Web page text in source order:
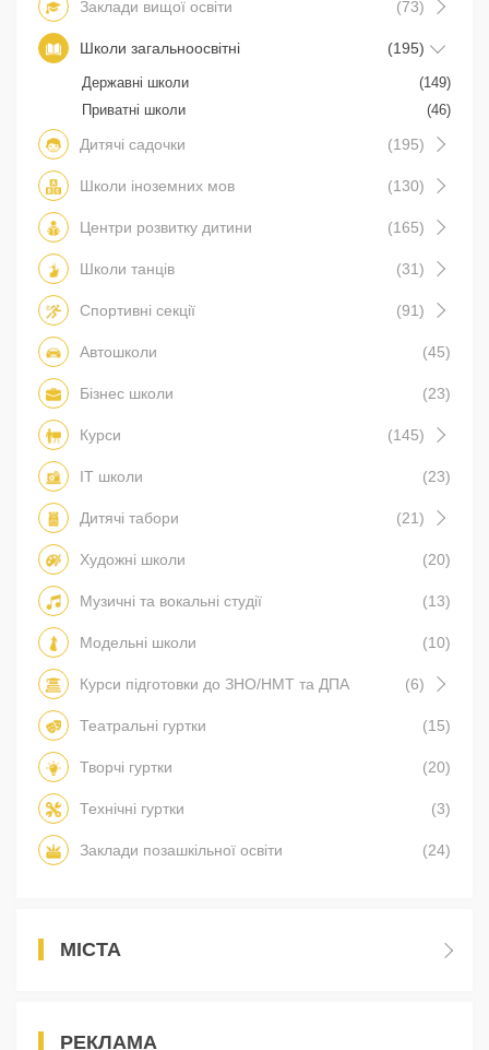
Заклади вищої освіти (73)
Школи загальноосвітні (195)
Державні школи
(149)
Приватні школи
(46)
Дитячі садочки (195)
Школи іноземних мов (130)
Центри розвитку дитини (165)
Школи танців (31)
Спортивні секції (91)
Автошколи (45)
Бізнес школи (23)
Курси (145)
IT школи (23)
Дитячі табори (21)
Художні школи (20)
Музичні та вокальні студії (13)
Модельні школи (10)
Курси підготовки до ЗНО/НМТ та ДПА (6)
Театральні гуртки (15)
Творчі гуртки (20)
Технічні гуртки (3)
Заклади позашкільної освіти (24)
МІСТА
РЕКЛАМА